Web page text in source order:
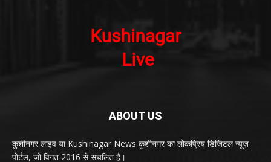
ABOUT US
कुशीनगर लाइव या Kushinagar News कुशीनगर का लोकप्रिय डिजिटल न्यूज़
पोर्टल, जो विगत 2016 से संचलित है।